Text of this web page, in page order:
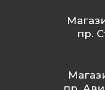
пр.